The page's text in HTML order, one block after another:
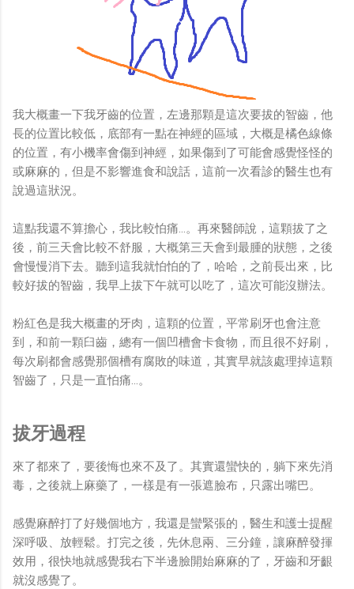
我大概畫一下我牙齒的位置，左邊那顆是這次要拔的智齒，他
長的位置比較低，底部有一點在神經的區域，大概是橘色線條
的位置，有小機率會傷到神經，如果傷到了可能會感覺怪怪的
或麻麻的，但是不影響進食和說話，這前一次看診的醫生也有
說過這狀況。
這點我還不算擔心，我比較怕痛...。再來醫師說，這顆拔了之
後，前三天會比較不舒服，大概第三天會到最腫的狀態，之後
會慢慢消下去。聽到這我就怕怕的了，哈哈，之前長出來，比
較好拔的智齒，我早上拔下午就可以吃了，這次可能沒辦法。
粉紅色是我大概畫的牙肉，這顆的位置，平常刷牙也會注意
到，和前一顆臼齒，總有一個凹槽會卡食物，而且很不好刷，
每次刷都會感覺那個槽有腐敗的味道，其實早就該處理掉這顆
智齒了，只是一直怕痛...。
拔牙過程
來了都來了，要後悔也來不及了。其實還蠻快的，躺下來先消
毒，之後就上麻藥了，一樣是有一張遮臉布，只露出嘴巴。
感覺麻醉打了好幾個地方，我還是蠻緊張的，醫生和護士提醒
深呼吸、放輕鬆。打完之後，先休息兩、三分鐘，讓麻醉發揮
效用，很快地就感覺我右下半邊臉開始麻麻的了，牙齒和牙齦
就沒感覺了。